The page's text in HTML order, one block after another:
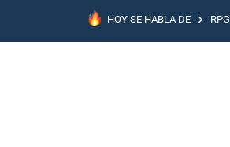
HOY SE HABLA DE RPG